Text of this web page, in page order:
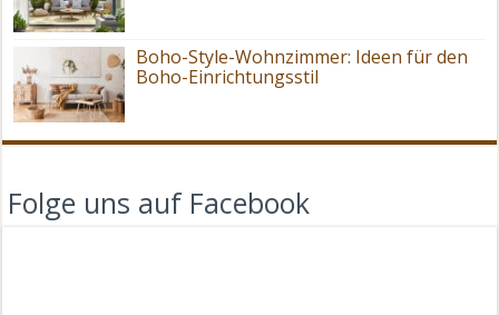
Boho-Style-Wohnzimmer: Ideen für den
Boho-Einrichtungsstil
Folge uns auf Facebook